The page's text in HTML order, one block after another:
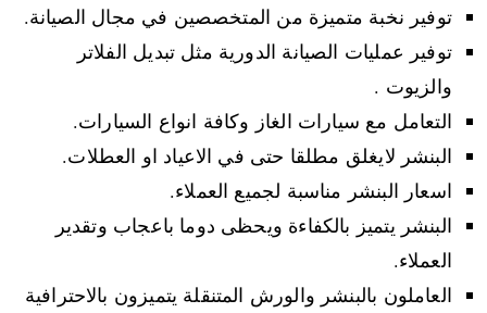
توفير نخبة متميزة من المتخصصين في مجال الصيانة.
توفير عمليات الصيانة الدورية مثل تبديل الفلاتر
والزيوت .
التعامل مع سيارات الغاز وكافة انواع السيارات.
البنشر لايغلق مطلقا حتى في الاعياد او العطلات.
اسعار البنشر مناسبة لجميع العملاء.
البنشر يتميز بالكفاءة ويحظى دوما باعجاب وتقدير
العملاء.
العاملون بالبنشر والورش المتنقلة يتميزون بالاحترافية